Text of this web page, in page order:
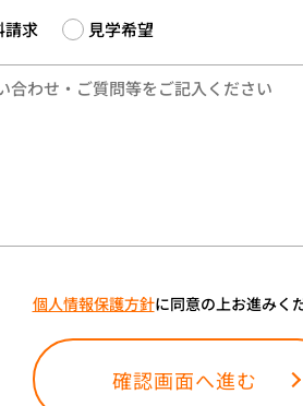
請求 見学希望
個人情報保護方針に同意の上お進みく
確認画面へ進む